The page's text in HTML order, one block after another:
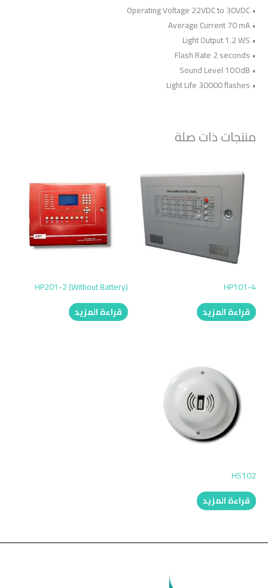
• Operating Voltage 22VDC to 30VDC
• Average Current 70 mA
• Light Output 1.2 WS
• Flash Rate 2 seconds
• Sound Level 1OOdB
• Light Life 30000 flashes
منتجات ذات صلة
HP101-4
قراءة المزيد
HP201-2 (Without Battery)
قراءة المزيد
HS102
قراءة المزيد